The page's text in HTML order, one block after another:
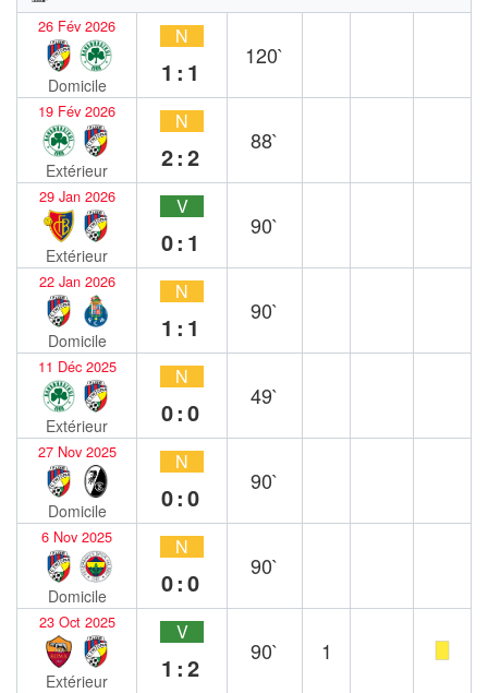
26 Fév 2026
Domicile
N
1:1
120`
19 Fév 2026
Extérieur
N
2:2
88`
29 Jan 2026
Extérieur
V
0:1
90`
22 Jan 2026
Domicile
N
1:1
90`
11 Déc 2025
Extérieur
N
0:0
49`
27 Nov 2025
Domicile
N
0:0
90`
6 Nov 2025
Domicile
N
0:0
90`
23 Oct 2025
Extérieur
V
1:2
90` 1